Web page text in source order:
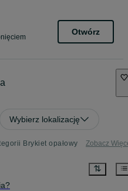
Otwórz
Wybierz lokalizację
Brykiet opałowy Zobacz